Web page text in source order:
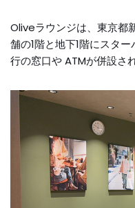
Oliveラウンジは、東京都
舗の1階と地下1階にスタ
行の窓口や ATMが併設さ